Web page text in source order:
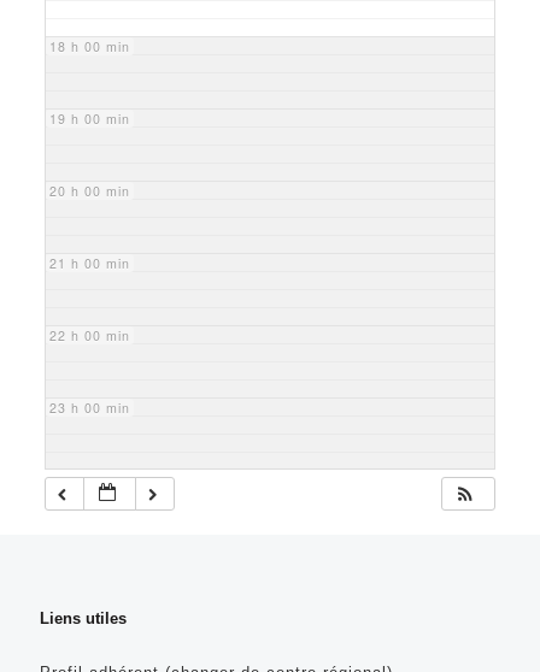
18 h 00 min
19 h 00 min
20 h 00 min
21 h 00 min
22 h 00 min
23 h 00 min
Liens utiles